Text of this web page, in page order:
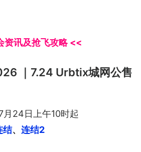
资讯及抢飞攻略 <<
｜7.24 Urbtix城网公售
24日上午10时起
结、 连结2